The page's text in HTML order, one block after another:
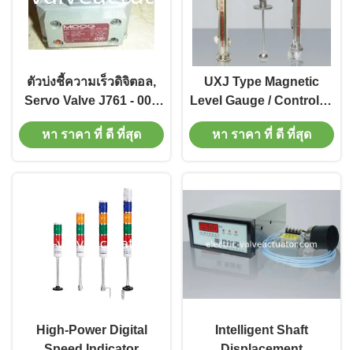
ตัวบ่งชี้ความเร็วดิจิตอล,
Servo Valve J761 - 003
Power Station
หา ราคา ที่ ดี ที่สุด
UXJ Type Magnetic
Level Gauge / Controller
, UXJC Magnetic Level
Transmitter
หา ราคา ที่ ดี ที่สุด
High-Power Digital
Intelligent Shaft